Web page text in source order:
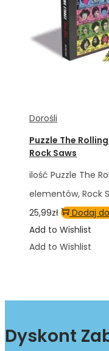
Dorośli
Puzzle The
Rock Saws
ilość Puzzle The
elementów, Rock
25,99zł
Dodaj
Add to Wishlist
Add to Wishlist
Dyskont